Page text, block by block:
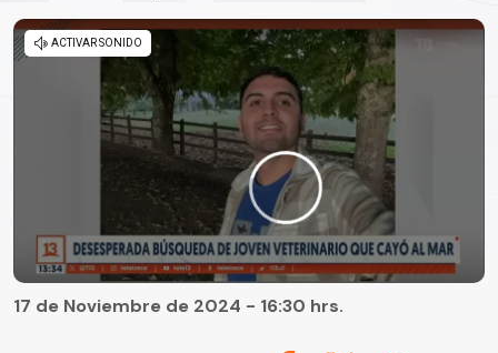
17 de Noviembre de 2024 - 16:30 hrs.